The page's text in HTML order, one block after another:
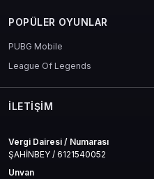
POPÜLER OYUNLAR
PUBG Mobile
League Of Legends
İLETIŞIM
Vergi Dairesi / Numarası
ŞAHİNBEY / 6121540052
Unvan